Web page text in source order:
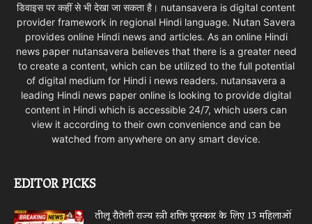
डिवाइस पर कहीं से भी देखा जा सकता है। nutansavera is digital content
provider framework in regional Hindi language. Nutan Savera
provides online Hindi news and articles. As an online Hindi
news paper nutansavera believes that there is a greater need
to create a content, which can be utilized to the full potential
of digital medium for Hindi i news readers. nutansavera a
leading Hindi news paper online is looking to provide digital
content in Hindi which is accessible 24/7, which users can
view it according to their own convenience and can be
watched from anywhere on any smart device.
EDITOR PICKS
तीलू रौतेली राज्य स्त्री शक्ति पुरस्कार के लिए 13 महिलाओं